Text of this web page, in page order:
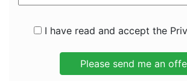
I have read and accept the